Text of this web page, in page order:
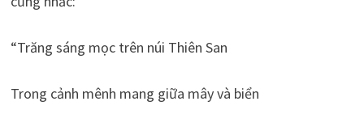
“Trăng sáng mọc trên núi Thiên San
Trong cảnh mênh mang giữa mây và biển